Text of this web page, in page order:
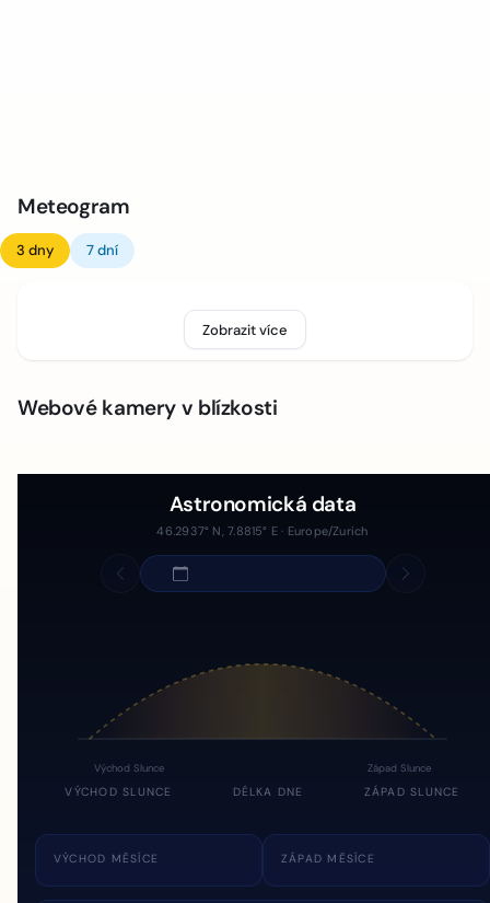
Meteogram
3 dny 7 dní
Zobrazit více
Webové kamery v blízkosti
Astronomická data
46.2937° N, 7.8815° E · Europe/Zurich
Východ Slunce Západ Slunce
VÝCHOD SLUNCE DÉLKA DNE ZÁPAD SLUNCE
VÝCHOD MĚSÍCE ZÁPAD MĚSÍCE